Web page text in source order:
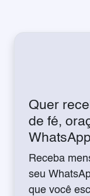
Quer
de fé,
Receba
seu
que você